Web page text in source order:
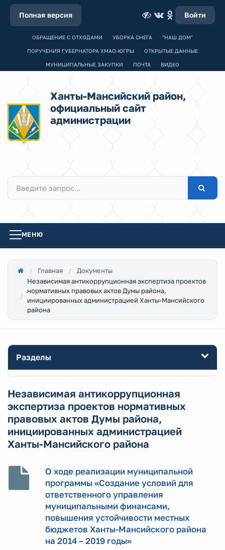
Полная версия Войти
ОБРАЩЕНИЕ С ОТХОДАМИ УБОРКА СНЕГА "НАШ ДОМ"
ПОРУЧЕНИЯ ГУБЕРНАТОРА ХМАО-ЮГРЫ ОТКРЫТЫЕ ДАННЫЕ
МУНИЦИПАЛЬНЫЕ ЗАКУПКИ ПОЧТА ВИДЕО
Ханты-Мансийский район,
официальный сайт
администрации
МЕНЮ
Главная
Документы
Независимая антикоррупционная экспертиза проектов
нормативных правовых актов Думы района,
инициированных администрацией Ханты-Мансийского
района
Разделы
Независимая антикоррупционная
экспертиза проектов нормативных
правовых актов Думы района,
инициированных администрацией
Ханты-Мансийского района
О ходе реализации муниципальной
программы «Создание условий для
ответственного управления
муниципальными финансами,
повышения устойчивости местных
бюджетов Ханты-Мансийского района
на 2014 – 2019 годы»